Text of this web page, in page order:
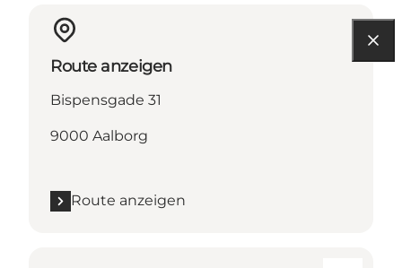
Route anzeigen
Bispensgade 31
9000 Aalborg
Route anzeigen